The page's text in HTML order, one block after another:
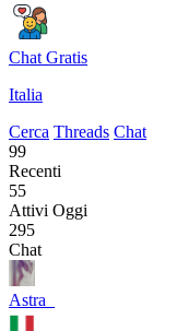
Chat Gratis
Italia
Cerca Threads Chat
99
Recenti
55
Attivi Oggi
295
Chat
Astra_